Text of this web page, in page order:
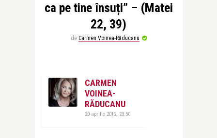
ca pe tine însuți” – (Matei
22, 39)
de Carmen Voinea-Răducanu
CARMEN
VOINEA-
RĂDUCANU
20 aprilie 2012, 23:50